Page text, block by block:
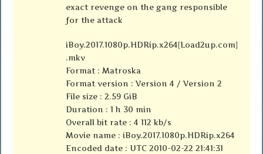
exact revenge on the gang responsible
for the attack
iBoy.2017.1080p.HDRip.x264[Load2up.com]
.mkv
Format : Matroska
Format version : Version 4 / Version 2
File size : 2.59 GiB
Duration : 1 h 30 min
Overall bit rate : 4 112 kb/s
Movie name : iBoy.2017.1080p.HDRip.x264
Encoded date : UTC 2010-02-22 21:41:31